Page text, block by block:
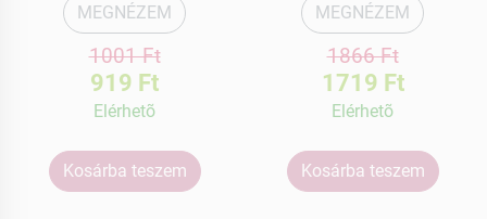
MEGNÉZEM
1001 Ft
919 Ft
Elérhetõ
Kosárba teszem
MEGNÉZEM
1866 Ft
1719 Ft
Elérhetõ
Kosárba teszem